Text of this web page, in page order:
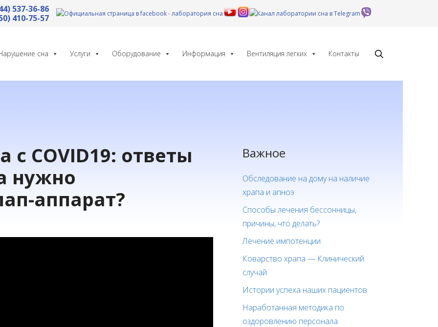
537-36-86
410-75-57
сна Услуги Оборудование Информация Вентиляция легких Контакты
COVID19: ответы
нужно
аппарат?
Важное
Обследование на дому на наличие
храпа и апноэ
Способы лечения бессонницы,
причины, что делать?
Лечение импотенции
Коварство храпа — Клинический
случай
Истории успеха наших пациентов
Наработанная методика по
оздоровлению персонала